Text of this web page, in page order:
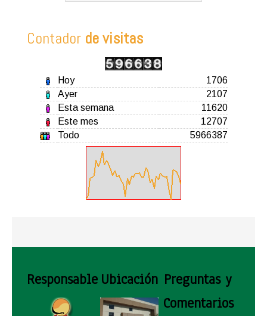
Contador de visitas
Hoy
1706
Ayer
2107
Esta semana
11620
Este mes
12707
Todo
5966387
Responsable Ubicación Preguntas y
Comentarios